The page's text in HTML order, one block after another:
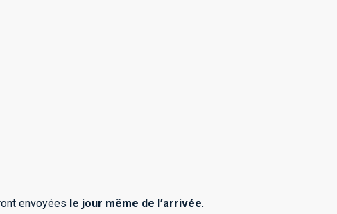
envoyées le jour même de l’arrivée.